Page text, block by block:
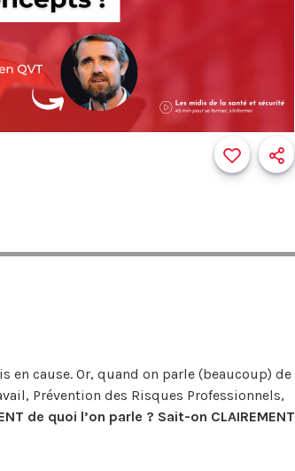
en cause. Or, quand on parle (beaucoup) de
Prévention des Risques Professionnels,
de quoi l’on parle ? Sait-on CLAIREMENT